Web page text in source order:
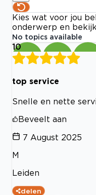
Kies wat voor jou
onderwerp en
No topics available
10
top service
Snelle en nette
Beveelt aan
7 August 2025
M
Leiden
delen